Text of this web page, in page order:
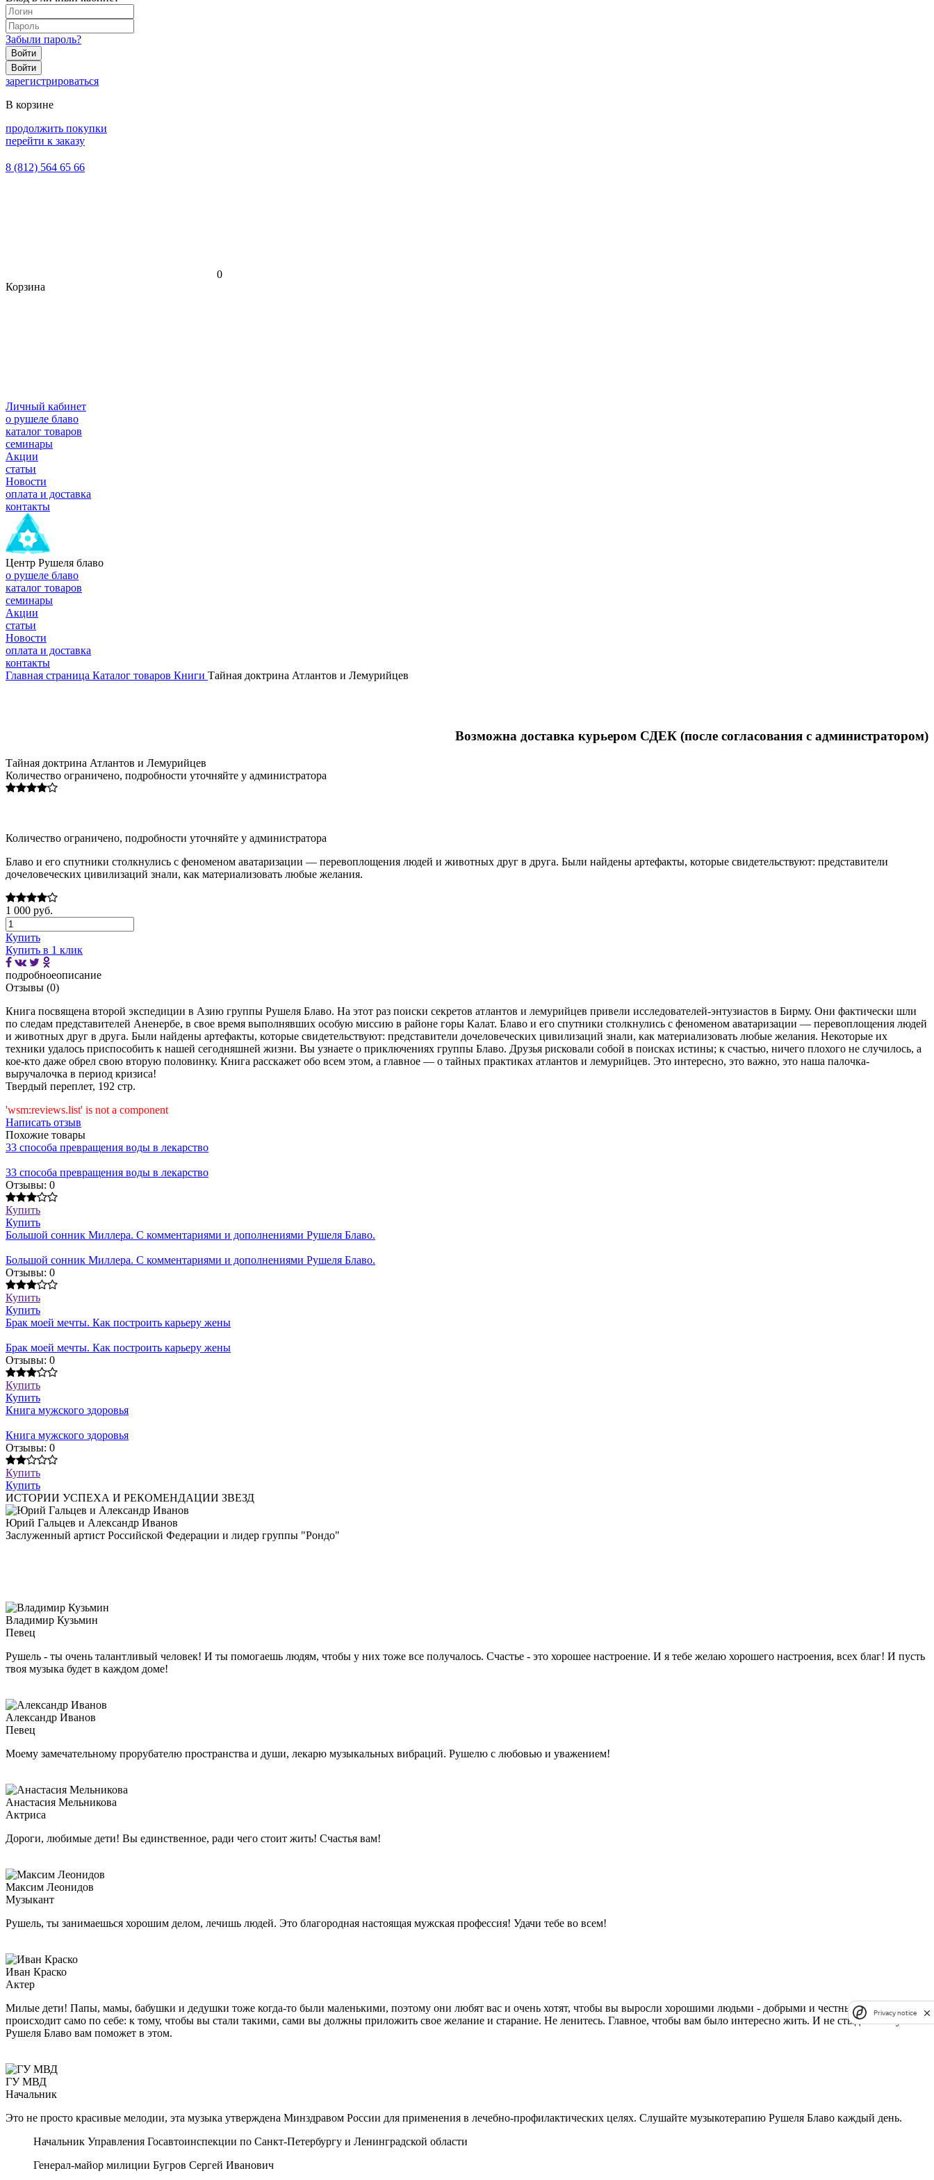
Забыли пароль?
Войти
Войти
зарегистрироваться
В корзине
продолжить покупки
перейти к заказу
8 (812) 564 65 66
0
Корзина
Личный кабинет
о рушеле блаво
каталог товаров
семинары
Акции
статьи
Новости
оплата и доставка
контакты
Центр Рушеля блаво
о рушеле блаво
каталог товаров
семинары
Акции
статьи
Новости
оплата и доставка
контакты
Главная страница Каталог товаров Книги Тайная доктрина Атлантов и Лемурийцев
Возможна доставка курьером СДЕК (после согласования с администратором)
Тайная доктрина Атлантов и Лемурийцев
Количество ограничено, подробности уточняйте у администратора
Количество ограничено, подробности уточняйте у администратора
Блаво и его спутники столкнулись с феноменом аватаризации — перевоплощения людей и животных друг в друга. Были найдены артефакты, которые свидетельствуют: представители
дочеловеческих цивилизаций знали, как материализовать любые желания.
1 000 руб.
Купить
Купить в 1 клик
подробноеописание
Отзывы (0)
Книга посвящена второй экспедиции в Азию группы Рушеля Блаво. На этот раз поиски секретов атлантов и лемурийцев привели исследователей-энтузиастов в Бирму. Они фактически шли
по следам представителей Аненербе, в свое время выполнявших особую миссию в районе горы Калат. Блаво и его спутники столкнулись с феноменом аватаризации — перевоплощения людей
и животных друг в друга. Были найдены артефакты, которые свидетельствуют: представители дочеловеческих цивилизаций знали, как материализовать любые желания. Некоторые их
техники удалось приспособить к нашей сегодняшней жизни. Вы узнаете о приключениях группы Блаво. Друзья рисковали собой в поисках истины; к счастью, ничего плохого не случилось, а
кое-кто даже обрел свою вторую половинку. Книга расскажет обо всем этом, а главное — о тайных практиках атлантов и лемурийцев. Это интересно, это важно, это наша палочка-
выручалочка в период кризиса!
Твердый переплет, 192 стр.
'wsm:reviews.list' is not a component
Написать отзыв
Похожие товары
33 способа превращения воды в лекарство
33 способа превращения воды в лекарство
Отзывы: 0
Купить
Купить
Большой сонник Миллера. С комментариями и дополнениями Рушеля Блаво.
Большой сонник Миллера. С комментариями и дополнениями Рушеля Блаво.
Отзывы: 0
Купить
Купить
Брак моей мечты. Как построить карьеру жены
Брак моей мечты. Как построить карьеру жены
Отзывы: 0
Купить
Купить
Книга мужского здоровья
Книга мужского здоровья
Отзывы: 0
Купить
Купить
ИСТОРИИ УСПЕХА И РЕКОМЕНДАЦИИ ЗВЕЗД
Юрий Гальцев и Александр Иванов
Заслуженный артист Российской Федерации и лидер группы "Рондо"
Владимир Кузьмин
Певец
Рушель - ты очень талантливый человек! И ты помогаешь людям, чтобы у них тоже все получалось. Счастье - это хорошее настроение. И я тебе желаю хорошего настроения, всех благ! И пусть
твоя музыка будет в каждом доме!
Александр Иванов
Певец
Моему замечательному прорубателю пространства и души, лекарю музыкальных вибраций. Рушелю с любовью и уважением!
Анастасия Мельникова
Актриса
Дороги, любимые дети! Вы единственное, ради чего стоит жить! Счастья вам!
Максим Леонидов
Музыкант
Рушель, ты занимаешься хорошим делом, лечишь людей. Это благородная настоящая мужская профессия! Удачи тебе во всем!
Иван Краско
Актер
Милые дети! Папы, мамы, бабушки и дедушки тоже когда-то были маленькими, поэтому они любят вас и очень хотят, чтобы вы выросли хорошими людьми - добрыми и честными. Но это не
происходит само по себе: к тому, чтобы вы стали такими, сами вы должны приложить свое желание и старание. Не ленитесь. Главное, чтобы вам было интересно жить. И не стыдно. А музыка
Рушеля Блаво вам поможет в этом.
ГУ МВД
Начальник
Это не просто красивые мелодии, эта музыка утверждена Минздравом России для применения в лечебно-профилактических целях. Слушайте музыкотерапию Рушеля Блаво каждый день.
Начальник Управления Госавтоинспекции по Санкт-Петербургу и Ленинградской области
Генерал-майор милиции Бугров Сергей Иванович
Privacy notice